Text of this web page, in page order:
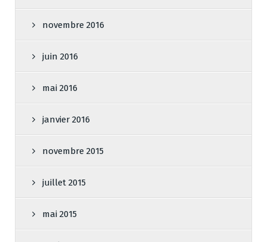
novembre 2016
juin 2016
mai 2016
janvier 2016
novembre 2015
juillet 2015
mai 2015